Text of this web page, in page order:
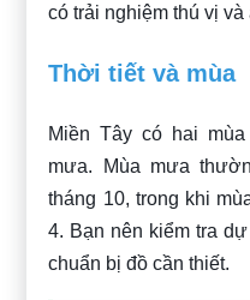
có trải nghiệm thú vị và
Thời tiết và mùa
Miền Tây có hai
mưa. Mùa mưa
tháng 10, trong khi
4. Bạn nên kiểm tra
chuẩn bị đồ cần thiết.